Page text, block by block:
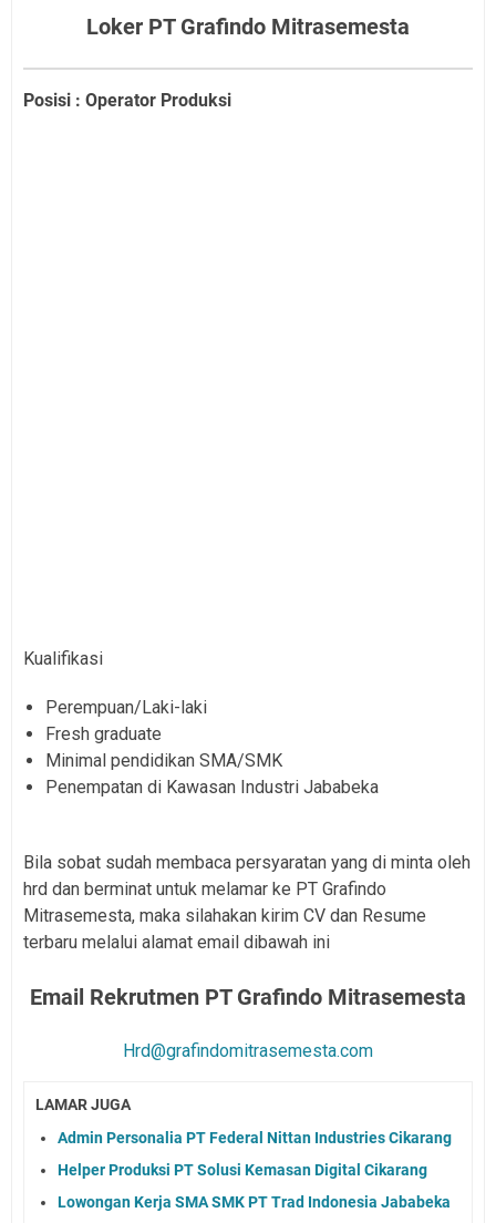
Loker PT Grafindo Mitrasemesta
Posisi : Operator Produksi
Kualifikasi
Perempuan/Laki-laki
Fresh graduate
Minimal pendidikan SMA/SMK
Penempatan di Kawasan Industri Jababeka
Bila sobat sudah membaca persyaratan yang di minta oleh
hrd dan berminat untuk melamar ke PT Grafindo
Mitrasemesta, maka silahakan kirim CV dan Resume
terbaru melalui alamat email dibawah ini
Email Rekrutmen PT Grafindo Mitrasemesta
Hrd@grafindomitrasemesta.com
LAMAR JUGA
Admin Personalia PT Federal Nittan Industries Cikarang
Helper Produksi PT Solusi Kemasan Digital Cikarang
Lowongan Kerja SMA SMK PT Trad Indonesia Jababeka